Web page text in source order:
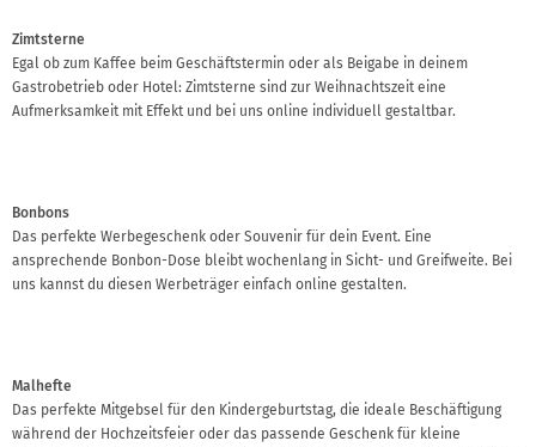
Zimtsterne
Egal ob zum Kaffee beim Geschäftstermin oder als Beigabe in deinem
Gastrobetrieb oder Hotel: Zimtsterne sind zur Weihnachtszeit eine
Aufmerksamkeit mit Effekt und bei uns online individuell gestaltbar.
Bonbons
Das perfekte Werbegeschenk oder Souvenir für dein Event. Eine
ansprechende Bonbon-Dose bleibt wochenlang in Sicht- und Greifweite. Bei
uns kannst du diesen Werbeträger einfach online gestalten.
Malhefte
Das perfekte Mitgebsel für den Kindergeburtstag, die ideale Beschäftigung
während der Hochzeitsfeier oder das passende Geschenk für kleine